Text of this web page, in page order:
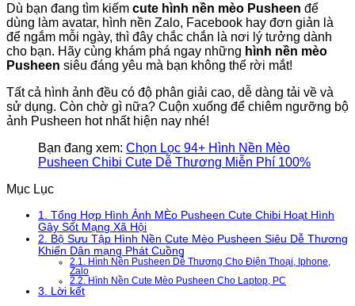
Dù bạn đang tìm kiếm cute hình nền mèo Pusheen để
dùng làm avatar, hình nền Zalo, Facebook hay đơn giản là
để ngắm mỗi ngày, thì đây chắc chắn là nơi lý tưởng dành
cho bạn. Hãy cùng khám phá ngay những hình nền mèo
Pusheen siêu đáng yêu mà bạn không thể rời mắt!
Tất cả hình ảnh đều có độ phân giải cao, dễ dàng tải về và
sử dụng. Còn chờ gì nữa? Cuộn xuống để chiêm ngưỡng bộ
ảnh Pusheen hot nhất hiện nay nhé!
Bạn đang xem: Chọn Lọc 94+ Hình Nền Mèo
Pusheen Chibi Cute Dễ Thương Miễn Phí 100%
Mục Lục
1.
Tổng Hợp Hình Ảnh MÈo Pusheen Cute Chibi Hoạt Hình
Gây Sốt Mạng Xã Hội
2.
Bộ Sưu Tập Hình Nền Cute Mèo Pusheen Siêu Dễ Thương
Khiến Dân mạng Phát Cuồng
2.1.
Hình Nền Pusheen Dễ Thương Cho Điện Thoại, Iphone,
Zalo
2.2.
Hình Nền Cute Mèo Pusheen Cho Laptop, PC
3. Lời kết